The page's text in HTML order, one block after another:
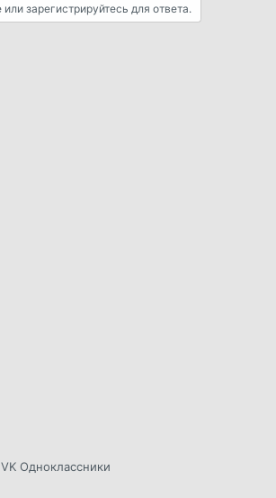
или зарегистрируйтесь для ответа.
VK Одноклассники